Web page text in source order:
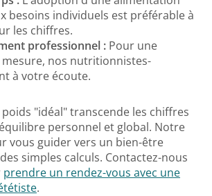
besoins individuels est préférable à
les chiffres.
professionnel : Pour une
nos nutritionnistes-
à votre écoute.
"idéal" transcende les chiffres
personnel et global. Notre
vous guider vers un bien-être
simples calculs. Contactez-nous
prendre un rendez-vous avec une
.